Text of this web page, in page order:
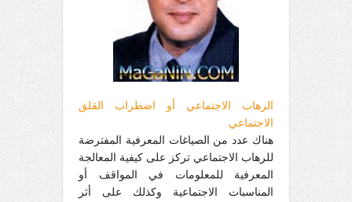
الرهاب الاجتماعي أو اضطراب القلق
الاجتماعي
هناك عدد من الصياغات المعرفية المفترضة
للرهاب الاجتماعي تركز على كيفية المعالجة
المعرفية للمعلومات في المواقف أو
المناسبات الاجتماعية وكذلك على أثر